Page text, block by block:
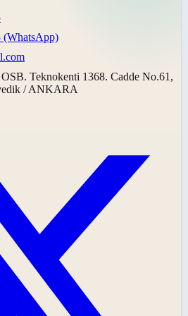
(WhatsApp)
Teknokenti 1368. Cadde No.61,
/ ANKARA